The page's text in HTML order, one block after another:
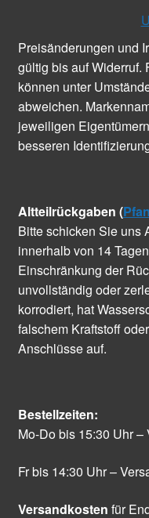
Preisänderungen und
gültig bis auf Widerruf.
können unter
abweichen.
jeweiligen
besseren
Altteilrückgaben (
Bitte schicken Sie uns
innerhalb von 14
Einschränkung der
unvollständig oder
korrodiert, hat
falschem Kraftstoff
Anschlüsse auf.
Bestellzeiten:
Mo-Do bis 15:30 Uhr –
Fr bis 14:30 Uhr –
Versandkosten für